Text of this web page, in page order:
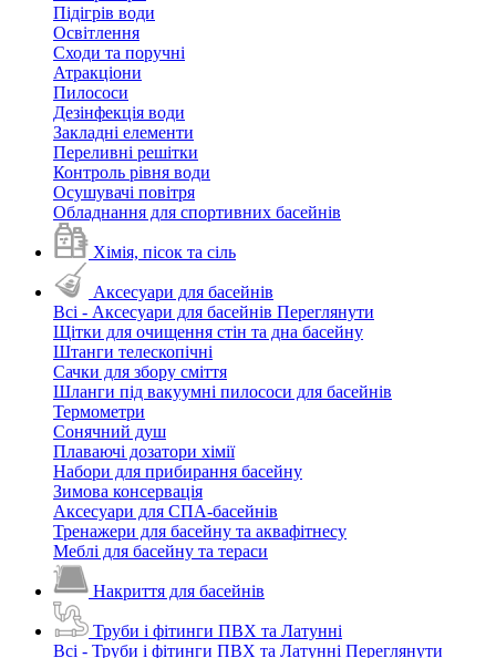
Підігрів води
Освітлення
Сходи та поручні
Атракціони
Пилососи
Дезінфекція води
Закладні елементи
Переливні решітки
Контроль рівня води
Осушувачі повітря
Обладнання для спортивних басейнів
Хімія, пісок та сіль
Аксесуари для басейнів
Всі - Аксесуари для басейнів Переглянути
Щітки для очищення стін та дна басейну
Штанги телескопічні
Сачки для збору сміття
Шланги під вакуумні пилососи для басейнів
Термометри
Сонячний душ
Плаваючі дозатори хімії
Набори для прибирання басейну
Зимова консервація
Аксесуари для СПА-басейнів
Тренажери для басейну та аквафітнесу
Меблі для басейну та тераси
Накриття для басейнів
Труби і фітинги ПВХ та Латунні
Всі - Труби і фітинги ПВХ та Латунні Переглянути